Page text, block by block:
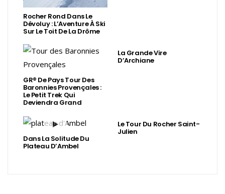
Rocher Rond Dans Le
Dévoluy : L’Aventure À Ski
Sur Le Toit De La Drôme
GR® De Pays Tour Des
Baronnies Provençales :
Le Petit Trek Qui
Deviendra Grand
La Grande Vire
D’Archiane
Dans La Solitude Du
Plateau D’Ambel
Le Tour Du Rocher Saint-
Julien